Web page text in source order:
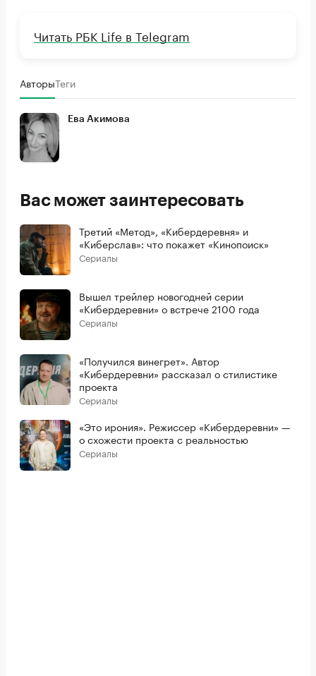
Читать РБК Life в Telegram
АвторыТеги
Ева Акимова
Вас может заинтересовать
Третий «Метод», «Кибердеревня» и
«Киберслав»: что покажет «Кинопоиск»
Сериалы
Вышел трейлер новогодней серии
«Кибердеревни» о встрече 2100 года
Сериалы
«Получился винегрет». Автор
«Кибердеревни» рассказал о стилистике
проекта
Сериалы
«Это ирония». Режиссер «Кибердеревни» —
о схожести проекта с реальностью
Сериалы